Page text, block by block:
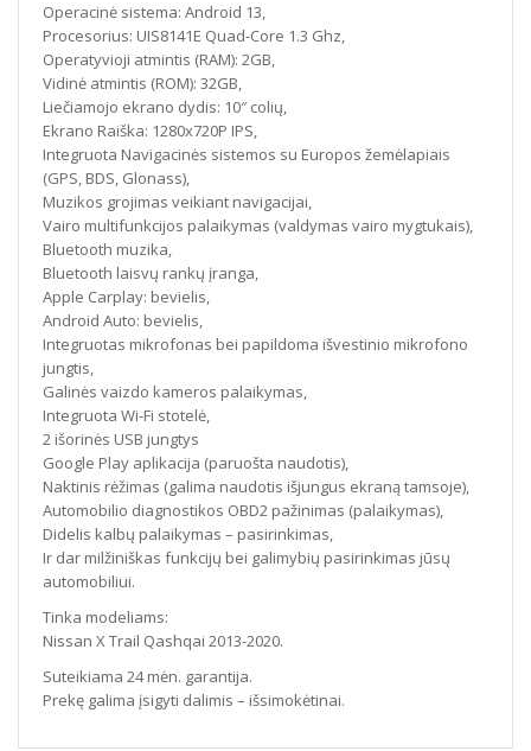
Operacinė sistema: Android 13,
Procesorius: UIS8141E Quad-Core 1.3 Ghz,
Operatyvioji atmintis (RAM): 2GB,
Vidinė atmintis (ROM): 32GB,
Liečiamojo ekrano dydis: 10″ colių,
Ekrano Raiška: 1280x720P IPS,
Integruota Navigacinės sistemos su Europos žemėlapiais
(GPS, BDS, Glonass),
Muzikos grojimas veikiant navigacijai,
Vairo multifunkcijos palaikymas (valdymas vairo mygtukais),
Bluetooth muzika,
Bluetooth laisvų rankų įranga,
Apple Carplay: bevielis,
Android Auto: bevielis,
Integruotas mikrofonas bei papildoma išvestinio mikrofono
jungtis,
Galinės vaizdo kameros palaikymas,
Integruota Wi-Fi stotelė,
2 išorinės USB jungtys
Google Play aplikacija (paruošta naudotis),
Naktinis rėžimas (galima naudotis išjungus ekraną tamsoje),
Automobilio diagnostikos OBD2 pažinimas (palaikymas),
Didelis kalbų palaikymas – pasirinkimas,
Ir dar milžiniškas funkcijų bei galimybių pasirinkimas jūsų
automobiliui.
Tinka modeliams:
Nissan X Trail Qashqai 2013-2020.
Suteikiama 24 mėn. garantija.
Prekę galima įsigyti dalimis – išsimokėtinai.